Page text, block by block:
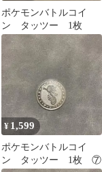
ポケモンバトルコイ
ン タッツー 1枚
¥ 1,599
ポケモンバトルコイ
ン タッツー 1枚 ⑦